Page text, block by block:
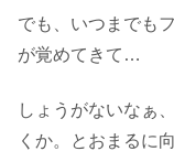
でも、いつまでも
が覚めてきて…
しょうがないなぁ
くか。とおまるに